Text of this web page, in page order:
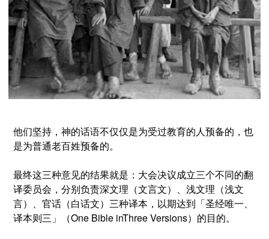
他们坚持，神的话语不仅仅是为受过教育的人预备的，也
是为普通老百姓预备的。
最终这三种意见的结果就是：大会决议成立三个不同的翻
译委员会，分别负责深文理（文言文）、浅文理（浅文
言）、官话（白话文）三种译本，以期达到 「圣经唯一、
译本则三」（One Bible inThree Versions） 的目的。